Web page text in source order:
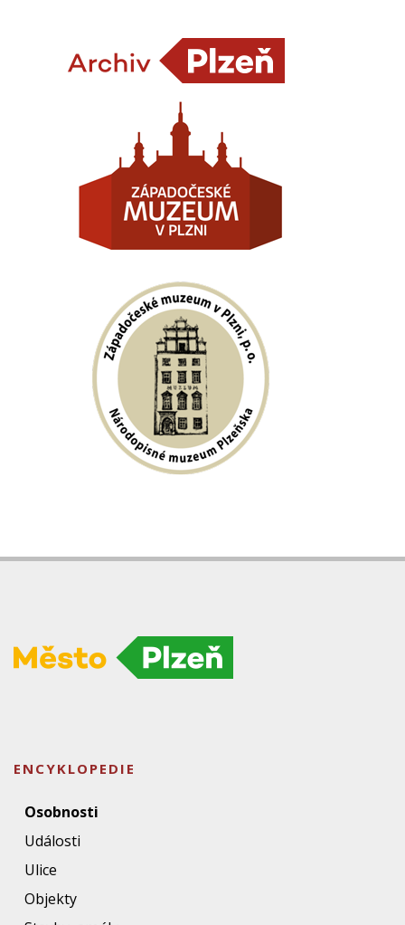
ENCYKLOPEDIE
Osobnosti
Události
Ulice
Objekty